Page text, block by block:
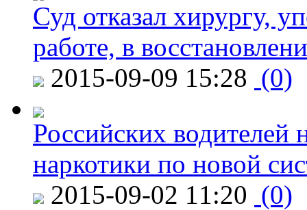
Суд отказал хирургу,
работе, в
2015-09-09 15:28 (0)
Российских водителей
наркотики по новой
2015-09-02 11:20 (0)